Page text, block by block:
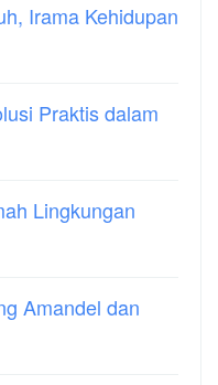
Irama Kehidupan
Praktis dalam
Lingkungan
Amandel dan